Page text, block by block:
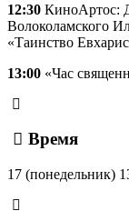
12:30 КиноАртос:
Волоколамского
«Таинство
13:00 «Час
Время
17 (понедельник)